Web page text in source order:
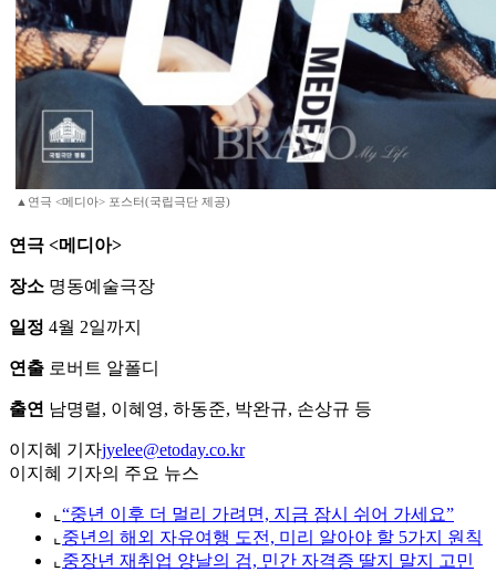
▲연극 <메디아> 포스터(국립극단 제공)
연극 <메디아>
장소 명동예술극장
일정 4월 2일까지
연출 로버트 알폴디
출연 남명렬, 이혜영, 하동준, 박완규, 손상규 등
이지혜 기자jyelee@etoday.co.kr
이지혜 기자의 주요 뉴스
⌞ “중년 이후 더 멀리 가려면, 지금 잠시 쉬어 가세요”
⌞ 중년의 해외 자유여행 도전, 미리 알아야 할 5가지 원칙
⌞ 중장년 재취업 양날의 검, 민간 자격증 딸지 말지 고민